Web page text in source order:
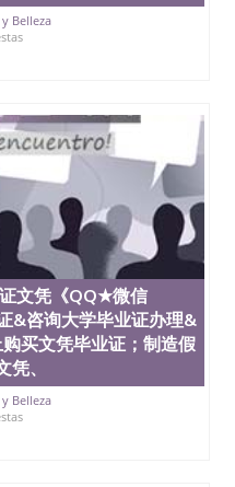
Belleza
文凭《QQ★微信
&咨询大学毕业证办理&
买文凭毕业证；制造假
凭、
Belleza